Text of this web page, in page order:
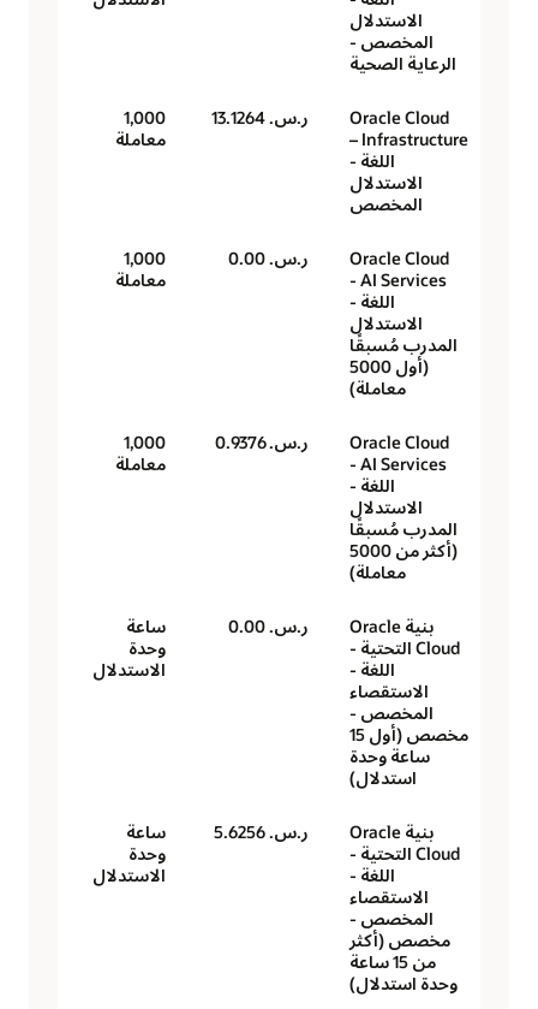
الاستدلال
المخصص -
الرعاية الصحية
Oracle Cloud
Infrastructure –
اللغة -
الاستدلال
المخصص
ر.س.‏ 13.1264
1,000
معاملة
Oracle Cloud
AI Services -
اللغة -
الاستدلال
المدرب مُسبقًا
(أول 5000
معاملة)
ر.س.‏ 0.00
1,000
معاملة
Oracle Cloud
AI Services -
اللغة -
الاستدلال
المدرب مُسبقًا
(أكثر من 5000
معاملة)
ر.س.‏ 0.9376
1,000
معاملة
بنية Oracle
Cloud التحتية -
اللغة -
الاستقصاء
المخصص -
مخصص (أول 15
ساعة وحدة
استدلال)
ر.س.‏ 0.00
ساعة
وحدة
الاستدلال
بنية Oracle
Cloud التحتية -
اللغة -
الاستقصاء
المخصص -
مخصص (أكثر
من 15 ساعة
وحدة استدلال)
ر.س.‏ 5.6256
ساعة
وحدة
الاستدلال